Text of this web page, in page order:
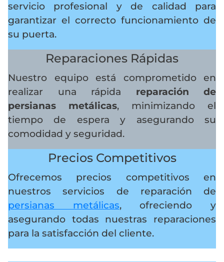
servicio profesional y de calidad para
garantizar el correcto funcionamiento de
su puerta.
Reparaciones Rápidas
Nuestro equipo está comprometido en
realizar una rápida reparación de
persianas metálicas, minimizando el
tiempo de espera y asegurando su
comodidad y seguridad.
Precios Competitivos
Ofrecemos precios competitivos en
nuestros servicios de reparación de
persianas metálicas, ofreciendo y
asegurando todas nuestras reparaciones
para la satisfacción del cliente.